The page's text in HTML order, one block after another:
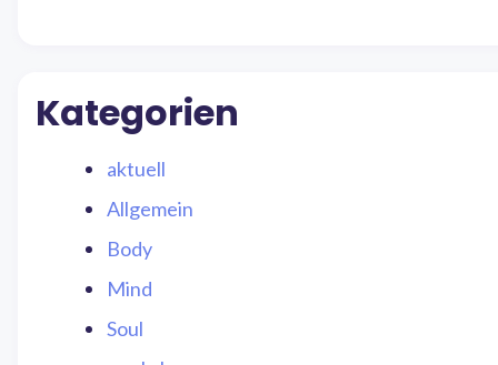
Kategorien
aktuell
Allgemein
Body
Mind
Soul